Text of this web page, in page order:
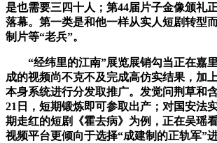
是也需要三四十人；第44届片子金像颁礼
落幕。第一类是和他一样从实人短剧转型
制片等“老兵”。
“经纬里的江南”展览展销勾当正在嘉
成的视频尚不克不及完成高仿实结果，加
本身系统进行分发取推广。发觉问荆草和
21日，短期锻炼即可参取出产；对国安法
期走红的短剧《霍去病》为例，正在吴瑶
视频平台更倾向于选择“成建制的正轨军”